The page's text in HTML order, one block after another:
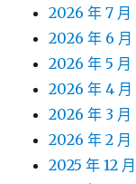
2026 年 7 月
2026 年 6 月
2026 年 5 月
2026 年 4 月
2026 年 3 月
2026 年 2 月
2025 年 12 月